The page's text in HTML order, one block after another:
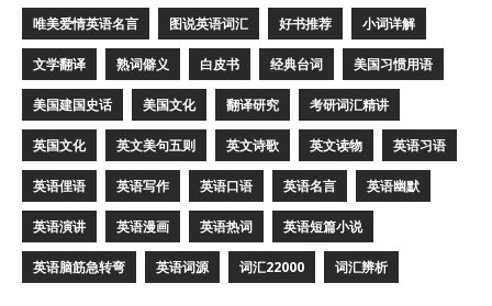
唯美爱情英语名言 图说英语词汇 好书推荐 小词详解
文学翻译 熟词僻义 白皮书 经典台词 美国习惯用语
美国建国史话 美国文化 翻译研究 考研词汇精讲
英国文化 英文美句五则 英文诗歌 英文读物 英语习语
英语俚语 英语写作 英语口语 英语名言 英语幽默
英语演讲 英语漫画 英语热词 英语短篇小说
英语脑筋急转弯 英语词源 词汇22000 词汇辨析